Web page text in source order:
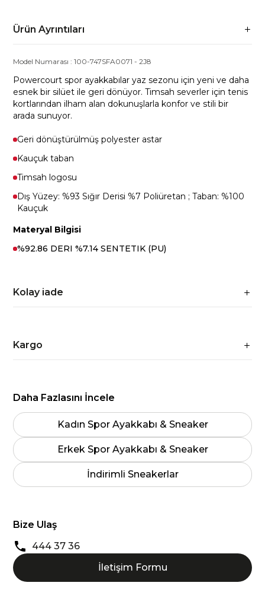
Ürün Ayrıntıları
Model Numarası :100-747SFA0071 -2J8
Powercourt spor ayakkabılar yaz sezonu için yeni ve daha
esnek bir silüet ile geri dönüyor. Timsah severler için tenis
kortlarından ilham alan dokunuşlarla konfor ve stili bir
arada sunuyor.
Geri dönüştürülmüş polyester astar
Kauçuk taban
Timsah logosu
Dış Yüzey: %93 Sığır Derisi %7 Poliüretan ; Taban: %100
Kauçuk
Materyal Bilgisi
%92.86 DERI %7.14 SENTETIK (PU)
Kolay iade
Kargo
Daha Fazlasını İncele
Kadın Spor Ayakkabı & Sneaker
Erkek Spor Ayakkabı & Sneaker
İndirimli Sneakerlar
Bize Ulaş
444 37 36
İletişim Formu